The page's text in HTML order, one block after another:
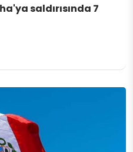
saldırısında 7